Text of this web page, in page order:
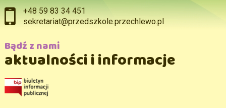
+48 59 83 34 451
sekretariat@przedszkole.przechlewo.pl
Bądź z nami
aktualności i informacje